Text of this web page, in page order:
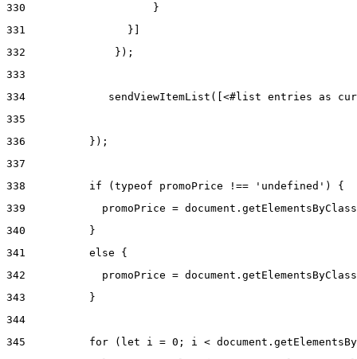
330
                    }
331
                }]
332
              });
333
334
sendViewItemList([<#list entries as
335
336
          });
337
338
          if (typeof promoPrice !== 'undefined') {
339
promoPrice =
340
          }
341
          else {
342
promoPrice =
343
          }
344
345
for (let i = 0; i <